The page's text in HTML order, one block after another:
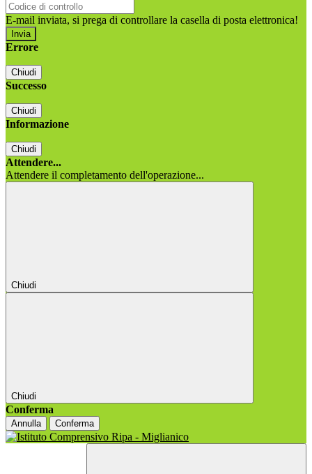
E-mail inviata, si prega di controllare la casella di posta elettronica!
Errore
Chiudi
Successo
Chiudi
Informazione
Chiudi
Attendere...
Attendere il completamento dell'operazione...
Chiudi
Chiudi
Conferma
Annulla Conferma